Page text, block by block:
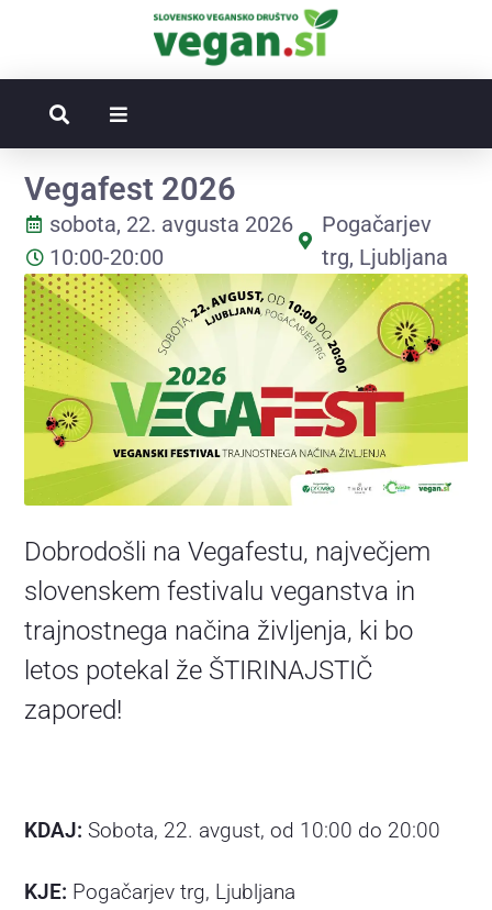
Vegafest 2026
sobota, 22. avgusta 2026
10:00-20:00
Pogačarjev
trg, Ljubljana
Dobrodošli na Vegafestu, največjem
slovenskem festivalu veganstva in
trajnostnega načina življenja, ki bo
letos potekal že ŠTIRINAJSTIČ
zapored!
KDAJ: Sobota, 22. avgust, od 10:00 do 20:00
KJE: Pogačarjev trg, Ljubljana